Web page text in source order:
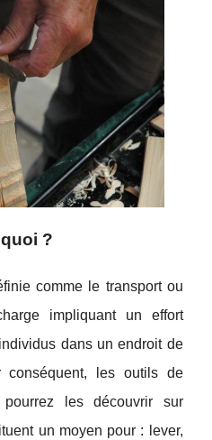
?
comme le transport ou
impliquant un effort
dans un endroit de
les outils de
pourrez les découvrir sur
un moyen pour : lever,